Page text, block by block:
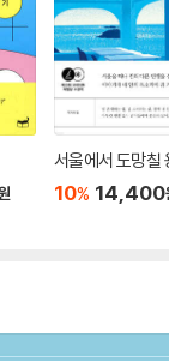
서울에서 도망칠
10% 14,400